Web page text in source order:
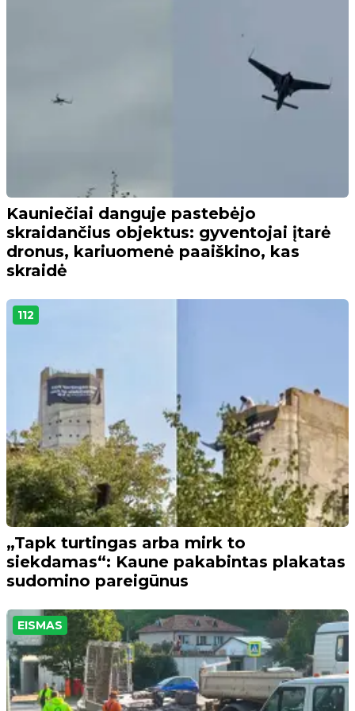
Kauniečiai danguje pastebėjo
skraidančius objektus: gyventojai įtarė
dronus, kariuomenė paaiškino, kas
skraidė
112
„Tapk turtingas arba mirk to
siekdamas“: Kaune pakabintas plakatas
sudomino pareigūnus
EISMAS